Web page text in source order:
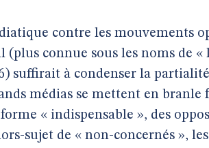
contre les mouvements
(plus connue sous les noms de
suffirait à condenser la
médias se mettent en branle
« indispensable », des
sujet de « non-concernés », les